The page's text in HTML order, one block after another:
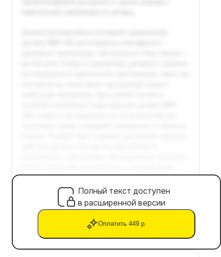
Полный текст доступен
в расширенной версии
Оплатить 449 р.